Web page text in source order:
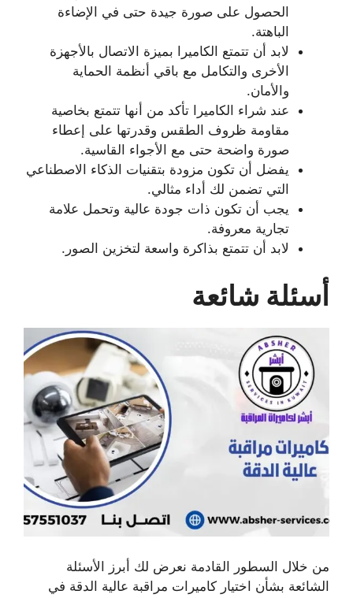
الحصول على صورة جيدة حتى في الإضاءة
الباهتة.
لابد أن تتمتع الكاميرا بميزة الاتصال بالأجهزة
الأخرى والتكامل مع باقي أنظمة الحماية
والأمان.
عند شراء الكاميرا تأكد من أنها تتمتع بخاصية
مقاومة ظروف الطقس وقدرتها على إعطاء
صورة واضحة حتى مع الأجواء القاسية.
يفضل أن تكون مزودة بتقنيات الذكاء الاصطناعي
التي تضمن لك أداء مثالي.
يجب أن تكون ذات جودة عالية وتحمل علامة
تجارية معروفة.
لابد أن تتمتع بذاكرة واسعة لتخزين الصور.
أسئلة شائعة
من خلال السطور القادمة نعرض لك أبرز الأسئلة
الشائعة بشأن اختيار كاميرات مراقبة عالية الدقة في